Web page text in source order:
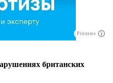
Реклама
британских